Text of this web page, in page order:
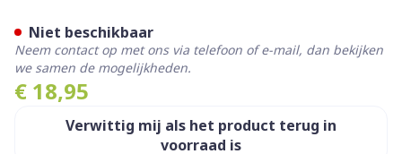
€ 18,95
Verwittig mij als het product terug in
voorraad is
Niet beschikbaar
Neem contact op met ons via telefoon of e-mail, dan bekijken
we samen de mogelijkheden.